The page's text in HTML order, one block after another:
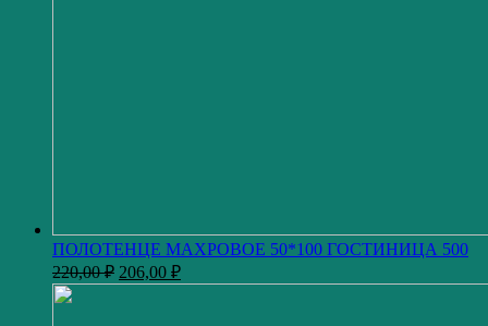
ПОЛОТЕНЦЕ МАХРОВОЕ 50*100 ГОСТИНИЦА 500
220,00₽ 206,00 ₽